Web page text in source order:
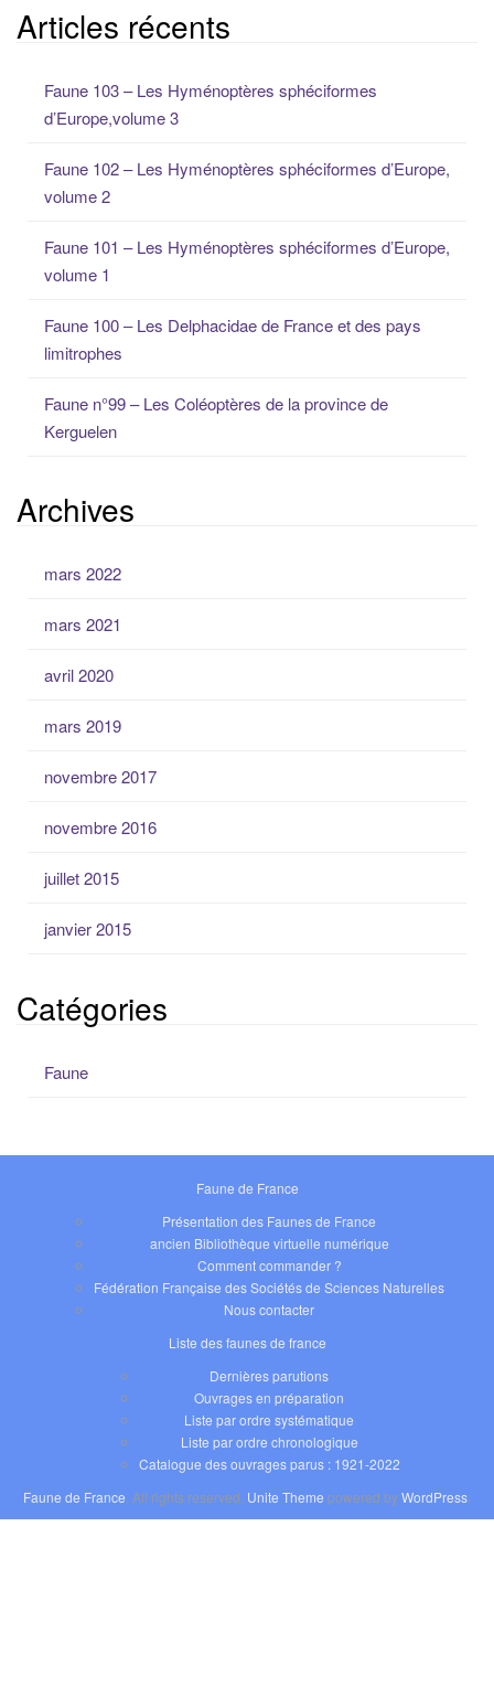
c
hArticles récents
Faune 103 – Les Hyménoptères sphéciformes
d’Europe,volume 3
Faune 102 – Les Hyménoptères sphéciformes d’Europe,
volume 2
Faune 101 – Les Hyménoptères sphéciformes d’Europe,
volume 1
Faune 100 – Les Delphacidae de France et des pays
limitrophes
Faune n°99 – Les Coléoptères de la province de
Kerguelen
Archives
mars 2022
mars 2021
avril 2020
mars 2019
novembre 2017
novembre 2016
juillet 2015
janvier 2015
Catégories
Faune
Faune de France
Présentation des Faunes de France
ancien Bibliothèque virtuelle numérique
Comment commander ?
Fédération Française des Sociétés de Sciences Naturelles
Nous contacter
Liste des faunes de france
Dernières parutions
Ouvrages en préparation
Liste par ordre systématique
Liste par ordre chronologique
Catalogue des ouvrages parus : 1921-2022
Faune de France . All rights reserved. Unite Theme powered byWordPress